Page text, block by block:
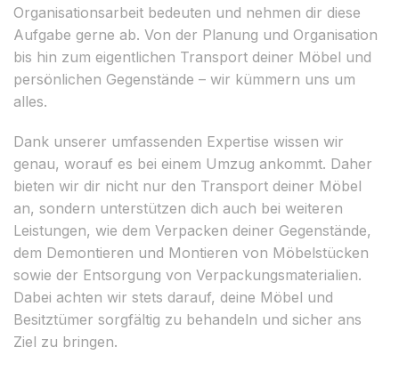
Organisationsarbeit bedeuten und nehmen dir diese
Aufgabe gerne ab. Von der Planung und Organisation
bis hin zum eigentlichen Transport deiner Möbel und
persönlichen Gegenstände – wir kümmern uns um
alles.
Dank unserer umfassenden Expertise wissen wir
genau, worauf es bei einem Umzug ankommt. Daher
bieten wir dir nicht nur den Transport deiner Möbel
an, sondern unterstützen dich auch bei weiteren
Leistungen, wie dem Verpacken deiner Gegenstände,
dem Demontieren und Montieren von Möbelstücken
sowie der Entsorgung von Verpackungsmaterialien.
Dabei achten wir stets darauf, deine Möbel und
Besitztümer sorgfältig zu behandeln und sicher ans
Ziel zu bringen.